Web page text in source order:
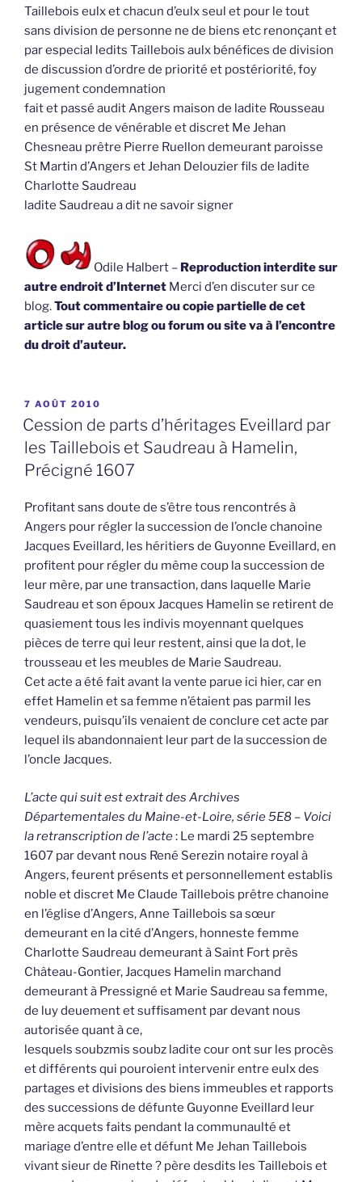
Taillebois eulx et chacun d’eulx seul et pour le tout
sans division de personne ne de biens etc renonçant et
par especial ledits Taillebois aulx bénéfices de division
de discussion d’ordre de priorité et postériorité, foy
jugement condemnation
fait et passé audit Angers maison de ladite Rousseau
en présence de vénérable et discret Me Jehan
Chesneau prêtre Pierre Ruellon demeurant paroisse
St Martin d’Angers et Jehan Delouzier fils de ladite
Charlotte Saudreau
ladite Saudreau a dit ne savoir signer
Odile Halbert – Reproduction interdite sur
autre endroit d’Internet Merci d’en discuter sur ce
blog.Tout commentaire ou copie partielle de cet
article sur autre blog ou forum ou site va à l’encontre
du droit d’auteur.
PUBLIÉ
LE
7 AOÛT 2010
Cession de parts d’héritages Eveillard par
les Taillebois et Saudreau à Hamelin,
Précigné 1607
Profitant sans doute de s’être tous rencontrés à
Angers pour régler la succession de l’oncle chanoine
Jacques Eveillard, les héritiers de Guyonne Eveillard, en
profitent pour régler du même coup la succession de
leur mère, par une transaction, dans laquelle Marie
Saudreau et son époux Jacques Hamelin se retirent de
quasiement tous les indivis moyennant quelques
pièces de terre qui leur restent, ainsi que la dot, le
trousseau et les meubles de Marie Saudreau.
Cet acte a été fait avant la vente parue ici hier, car en
effet Hamelin et sa femme n’étaient pas parmil les
vendeurs, puisqu’ils venaient de conclure cet acte par
lequel ils abandonnaient leur part de la succession de
l’oncle Jacques.
L’acte qui suit est extrait des Archives
Départementales du Maine-et-Loire, série 5E8 – Voici
la retranscription de l’acte: Le mardi 25 septembre
1607 par devant nous René Serezin notaire royal à
Angers, feurent présents et personnellement establis
noble et discret Me Claude Taillebois prêtre chanoine
en l’église d’Angers, Anne Taillebois sa sœur
demeurant en la cité d’Angers, honneste femme
Charlotte Saudreau demeurant à Saint Fort près
Château-Gontier, Jacques Hamelin marchand
demeurant à Pressigné et Marie Saudreau sa femme,
de luy deuement et suffisament par devant nous
autorisée quant à ce,
lesquels soubzmis soubz ladite cour ont sur les procès
et différents qui pouroient intervenir entre eulx des
partages et divisions des biens immeubles et rapports
des successions de défunte Guyonne Eveillard leur
mère acquets faits pendant la communaulté et
mariage d’entre elle et défunt Me Jehan Taillebois
vivant sieur de Rinette ? père desdits les Taillebois et